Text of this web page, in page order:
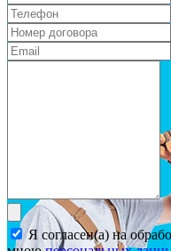
Я согласен(а) на